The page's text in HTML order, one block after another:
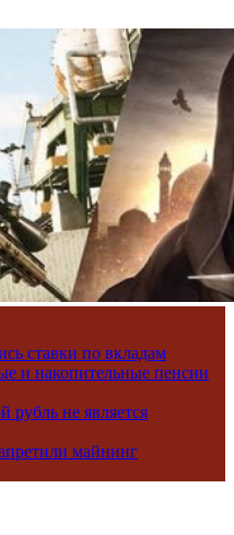
ставки по вкладам
и накопительные пенсии
не является
майнинг